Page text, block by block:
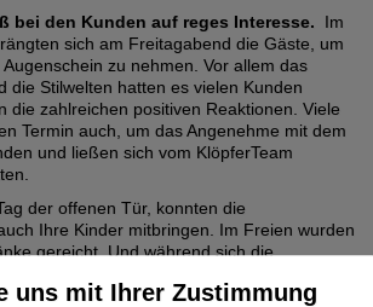
bei den Kunden auf reges Interesse. Im
sich am Freitagabend die Gäste, um
zu nehmen. Vor allem das
die Stilwelten hatten es vielen Kunden
die zahlreichen positiven Reaktionen. Viele
Termin auch, um das Angenehme mit dem
und ließen sich vom KlöpferTeam
der offenen Tür, konnten die
Ihre Kinder mitbringen. Im Freien wurden
gereicht. Und während sich die
die kleinen Gäste. Er schminkte ihre
uns mit Ihrer Zustimmung